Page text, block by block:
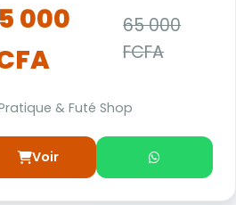
000
65 000
FCFA
& Futé Shop
Voir